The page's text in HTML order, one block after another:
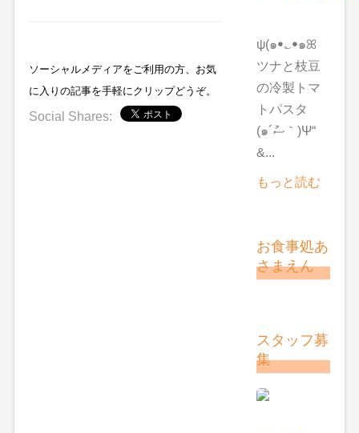
ソーシャルメディアをご利用の方、お気
に入りの記事を手軽にクリップどうぞ。
Social Shares:
ψ(๑ꔷ؎ꔷ๑ꕤ
ツナと枝豆
の冷製トマ
トパスタ
(๑´ސު｀)Ψ“
&...
もっと読む
お食事処あ
さまえん
スタッフ募
集